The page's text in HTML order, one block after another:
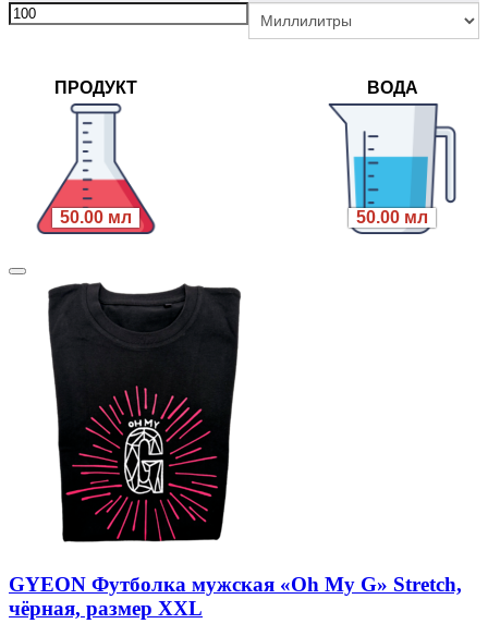
ПРОДУКТ
50.00 мл
ВОДА
50.00 мл
GYEON Футболка мужская «Oh My G» Stretch,
чёрная, размер XXL